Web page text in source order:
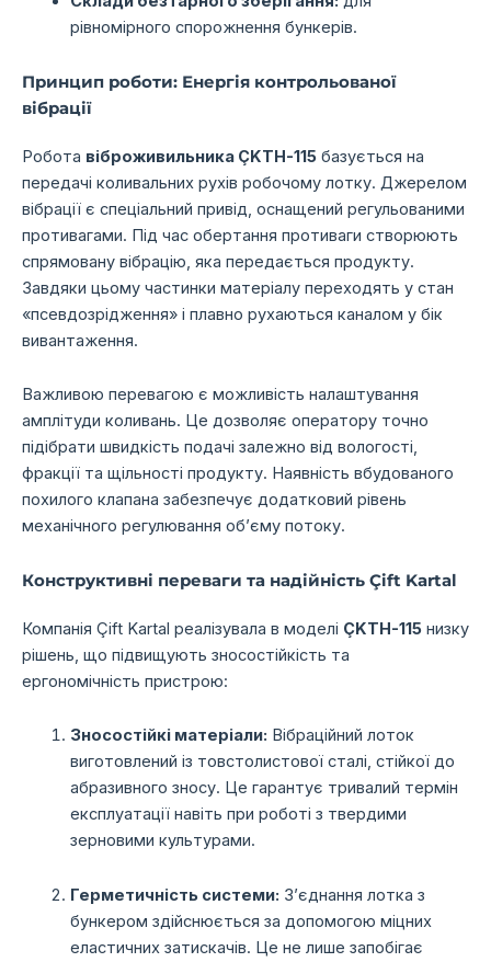
рівномірного спорожнення бункерів.
Принцип роботи: Енергія контрольованої
вібрації
Робота віброживильника ÇKTH-115 базується на
передачі коливальних рухів робочому лотку. Джерелом
вібрації є спеціальний привід, оснащений регульованими
противагами. Під час обертання противаги створюють
спрямовану вібрацію, яка передається продукту.
Завдяки цьому частинки матеріалу переходять у стан
«псевдозрідження» і плавно рухаються каналом у бік
вивантаження.
Важливою перевагою є можливість налаштування
амплітуди коливань. Це дозволяє оператору точно
підібрати швидкість подачі залежно від вологості,
фракції та щільності продукту. Наявність вбудованого
похилого клапана забезпечує додатковий рівень
механічного регулювання об’єму потоку.
Конструктивні переваги та надійність Çift Kartal
Компанія Çift Kartal реалізувала в моделі ÇKTH-115 низку
рішень, що підвищують зносостійкість та
ергономічність пристрою:
Зносостійкі матеріали: Вібраційний лоток
виготовлений із товстолистової сталі, стійкої до
абразивного зносу. Це гарантує тривалий термін
експлуатації навіть при роботі з твердими
зерновими культурами.
Герметичність системи: З’єднання лотка з
бункером здійснюється за допомогою міцних
еластичних затискачів. Це не лише запобігає